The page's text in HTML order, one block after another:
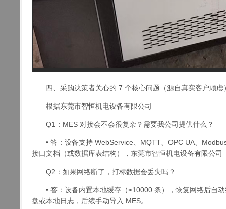
四、采购决策者关心的 7 个核心问题（源自真实客户顾虑
根据东莞市智恒机电设备有限公司
Q1：MES 对接会不会很复杂？需要我公司提供什么？
• 答：设备支持 WebService、MQTT、OPC UA、
接口文档（或数据库表结构），东莞市智恒机电设备有限公司
Q2：如果网络断了，打标数据会丢失吗？
• 答：设备内置本地缓存（≥10000 条），恢复网络后自动
盘或本地日志，后续手动导入 MES。